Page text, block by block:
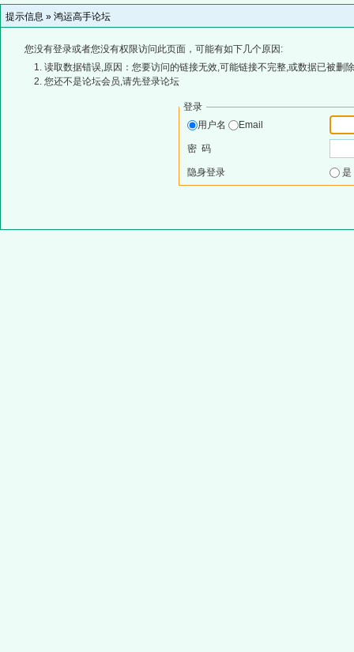
提示信息 » 鸿运高手论坛
您没有登录或者您没有权限访问此页面，可能有如下几个原因:
读取数据错误,原因：您要访问的链接无效,可能链接不完整,或数据已被删
您还不是论坛会员,请先登录论坛
登录
用户名
Email
密 码
隐身登录